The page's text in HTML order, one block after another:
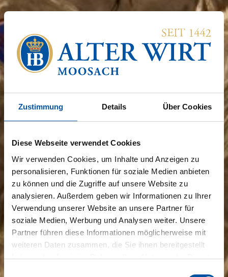
Zustimmung Details Über Cookies
Diese Webseite verwendet Cookies
Wir verwenden Cookies, um Inhalte und Anzeigen zu
personalisieren, Funktionen für soziale Medien anbieten
zu können und die Zugriffe auf unsere Website zu
analysieren. Außerdem geben wir Informationen zu Ihrer
Verwendung unserer Website an unsere Partner für
soziale Medien, Werbung und Analysen weiter. Unsere
Partner führen diese Informationen möglicherweise mit
weiteren Daten zusammen, die Sie ihnen bereitgestellt
haben oder die sie im Rahmen Ihrer Nutzung der Dienste